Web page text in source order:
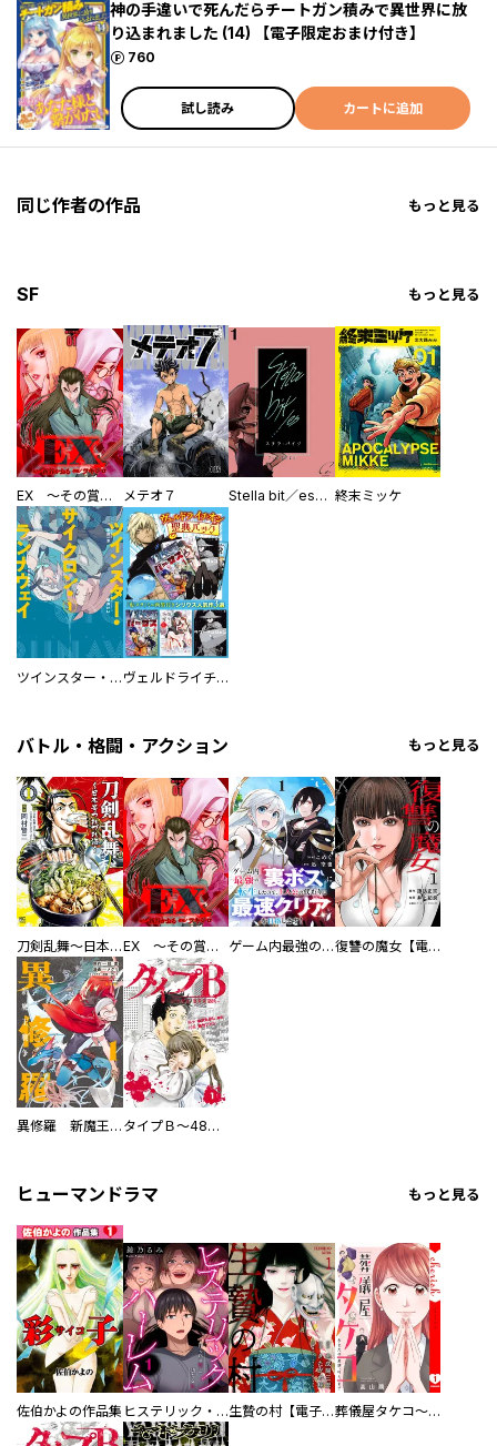
神の手違いで死んだらチートガン積みで異世界に放
り込まれました (14) 【電子限定おまけ付き】
760
ポイント
試し読み カートに追加
同じ作者の作品 もっと見る
SF もっと見る
EX ～その賞金稼ぎは、世界の出口を探す～【単行本版】 メテオ７ Stella bit／es【単話版】 終末ミッケ
ツインスター・サイクロン・ランナウェイ ヴェルドライチオシ聖典パック 『転スラ』ミニ画集付き シリウス人気作３選
バトル・格闘・アクション もっと見る
刀剣乱舞～日本号つれづれ酒～ EX ～その賞金稼ぎは、世界の出口を探す～【単行本版】 ゲーム内最強の『裏ボス』に転生したので、主人公の代わりに最速クリアを目指します！【電子単行本版】 復讐の魔女【電子単行本版】
異修羅 新魔王戦争 タイプＢ～48時間後、致死率100％～【単話】
ヒューマンドラマ もっと見る
佐伯かよの作品集 ヒステリック・ハーレム～搾られる男と堕ちる女～【電子単行本版】 生贄の村【電子単行本版】 葬儀屋タケコ～あなたの最期、叶えます【電子単行本版】